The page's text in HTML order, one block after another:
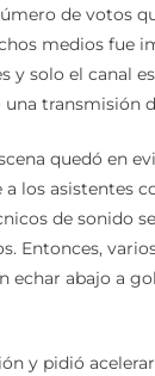
medios fue
y solo el canal
una transmisión
los asistentes
de sonido
Entonces,
abajo a
diputados